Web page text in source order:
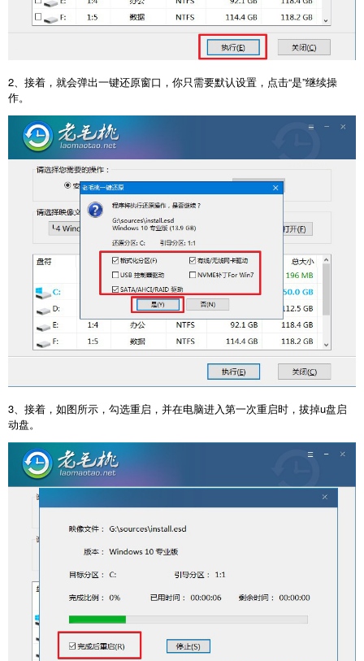
2、接着，就会弹出一键还原窗口，你只需要默认设置，点击“是”继续操
作。
3、接着，如图所示，勾选重启，并在电脑进入第一次重启时，拔掉u盘启
动盘。